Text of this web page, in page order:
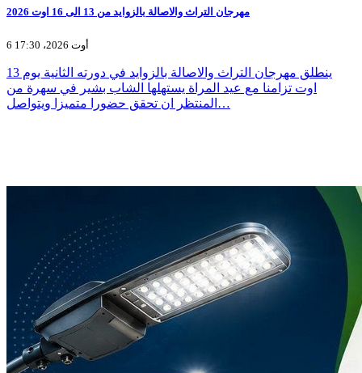
مهرجان التراث والاصالة بالزوايد من 13 الى 16 اوت 2026
6 أوت 2026، 17:30
ينطلق مهرجان التراث والاصالة بالزوايد في دورته الثانية يوم 13
اوت تزامنا مع عيد المراة يستهلها الشاب بشير في سهرة من
المنتظر ان تحقق حضورا متميزا ويتواصل…